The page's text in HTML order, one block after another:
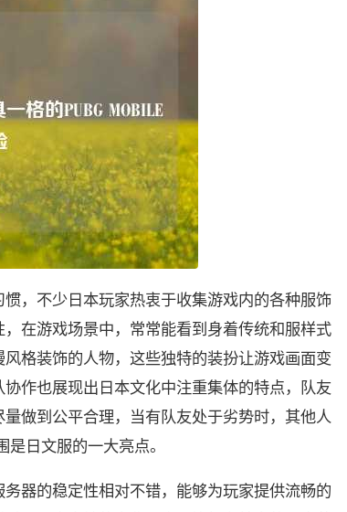
，不少日本玩家热衷于收集游戏内的各种服饰
在游戏场景中，常常能看到身着传统和服样式
格装饰的人物，这些独特的装扮让游戏画面变
作也展现出日本文化中注重集体的特点，队友
做到公平合理，当有队友处于劣势时，其他人
日文服的一大亮点。
器的稳定性相对不错，能够为玩家提供流畅的